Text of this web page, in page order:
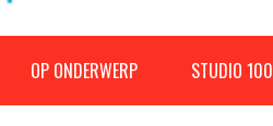
OP ONDERWERP STUDIO 100